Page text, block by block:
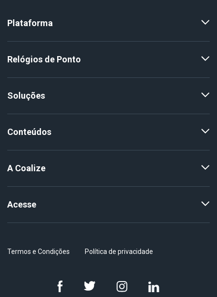
Plataforma
Relógios de Ponto
Soluções
Conteúdos
A Coalize
Acesse
Termos e Condições Política de privacidade